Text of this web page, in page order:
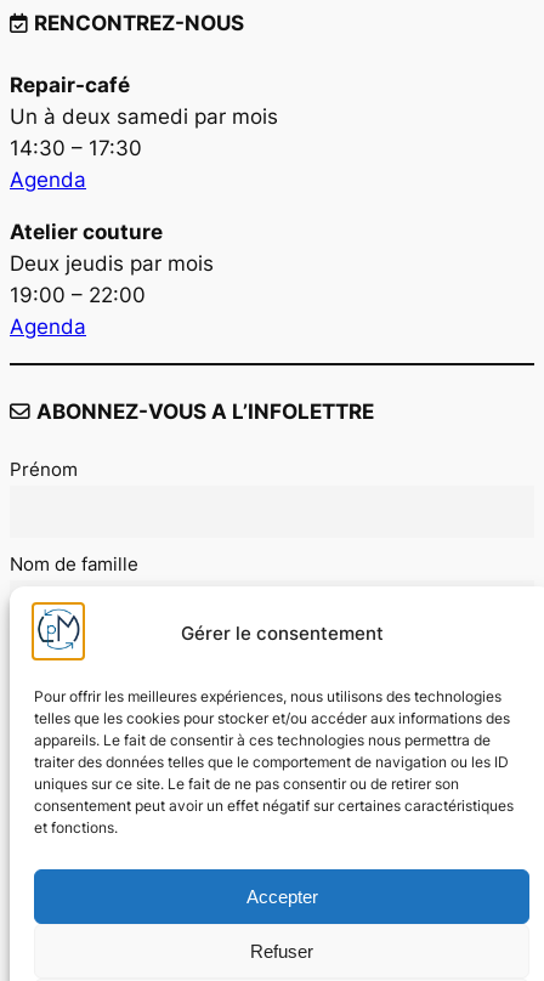
Gérer le consentement
Pour offrir les meilleures expériences, nous utilisons des technologies
telles que les cookies pour stocker et/ou accéder aux informations des
appareils. Le fait de consentir à ces technologies nous permettra de
traiter des données telles que le comportement de navigation ou les ID
uniques sur ce site. Le fait de ne pas consentir ou de retirer son
consentement peut avoir un effet négatif sur certaines caractéristiques
et fonctions.
Accepter
Refuser
RENCONTREZ-NOUS
Repair-café
Un à deux samedi par mois
14:30 – 17:30
Agenda
Atelier couture
Deux jeudis par mois
19:00 – 22:00
Agenda
ABONNEZ-VOUS A L’INFOLETTRE
Prénom
Nom de famille
E-mail
J'accepte les conditions d'utilisation